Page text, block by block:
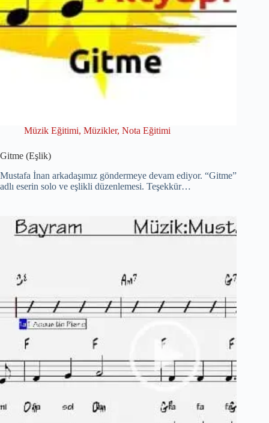
Müzik Eğitimi, Müzikler, Nota Eğitimi
Gitme (Eşlik)
Mustafa İnan arkadaşımız göndermeye devam ediyor. “Gitme”
adlı eserin solo ve eşlikli düzenlemesi. Teşekkür…